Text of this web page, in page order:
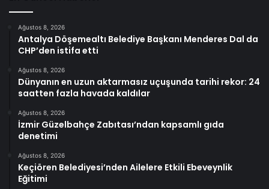
Ağustos 8, 2026
Antalya Döşemealtı Belediye Başkanı Menderes Dal da
CHP’den istifa etti
Ağustos 8, 2026
Dünyanın en uzun aktarmasız uçuşunda tarihi rekor: 24
saatten fazla havada kaldılar
Ağustos 8, 2026
İzmir Güzelbahçe Zabıtası’ndan kapsamlı gıda
denetimi
Ağustos 8, 2026
Keçiören Belediyesi’nden Ailelere Etkili Ebeveynlik
Eğitimi